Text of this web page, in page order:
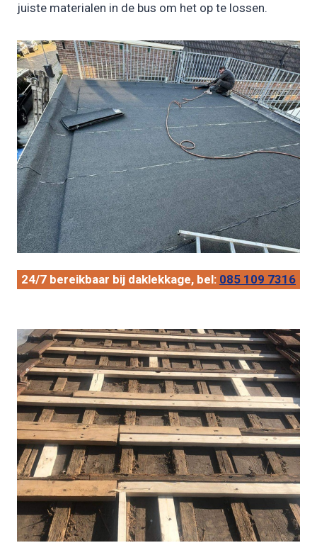
juiste materialen in de bus om het op te lossen.
24/7 bereikbaar bij daklekkage, bel: 085 109 7316